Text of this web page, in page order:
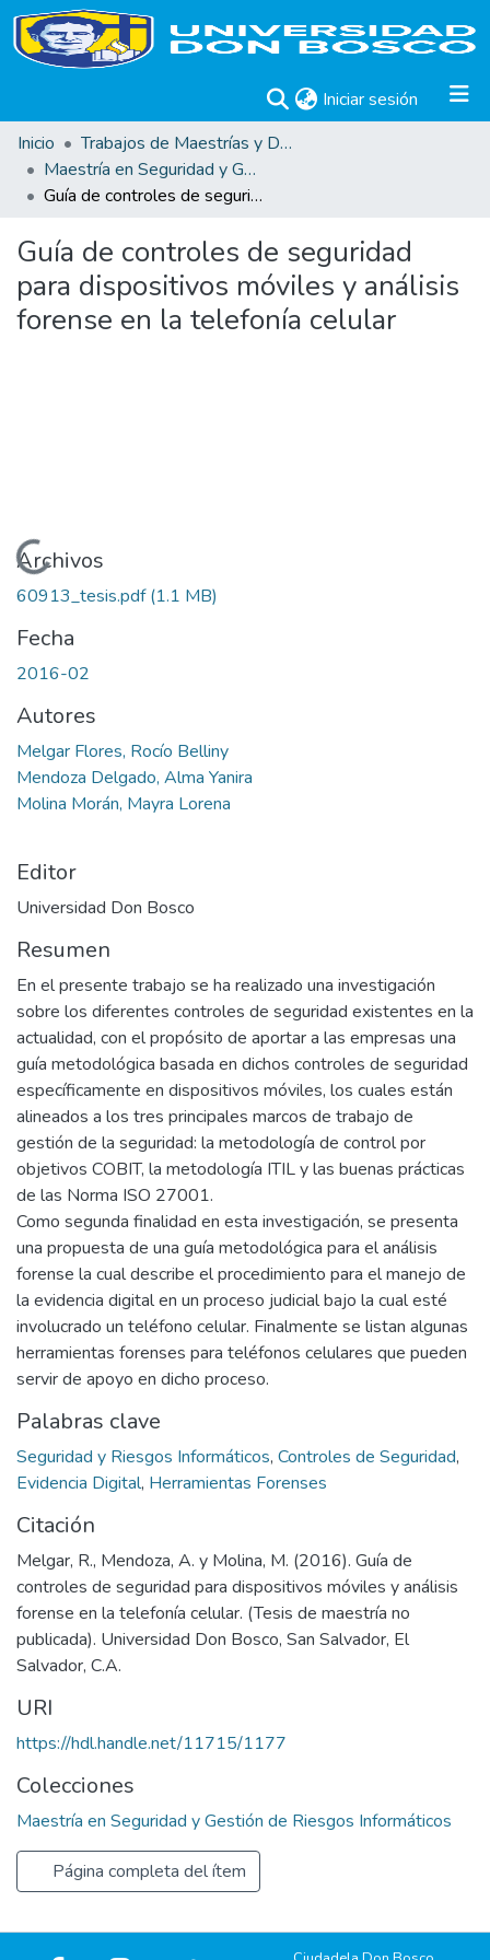
Iniciar sesión (current)
Inicio
Trabajos de Maestrías y Doctorados
Maestría en Seguridad y Gestión de Riesgos Informáticos
Guía de controles de seguridad para dispositivos móviles y análisis forense en la telefonía celular
Guía de controles de seguridad
para dispositivos móviles y análisis
forense en la telefonía celular
Cargando...
Archivos
60913_tesis.pdf(1.1 MB)
Fecha
2016-02
Autores
Melgar Flores, Rocío Belliny
Mendoza Delgado, Alma Yanira
Molina Morán, Mayra Lorena
Editor
Universidad Don Bosco
Resumen
En el presente trabajo se ha realizado una investigación
sobre los diferentes controles de seguridad existentes en la
actualidad, con el propósito de aportar a las empresas una
guía metodológica basada en dichos controles de seguridad
específicamente en dispositivos móviles, los cuales están
alineados a los tres principales marcos de trabajo de
gestión de la seguridad: la metodología de control por
objetivos COBIT, la metodología ITIL y las buenas prácticas
de las Norma ISO 27001.
Como segunda finalidad en esta investigación, se presenta
una propuesta de una guía metodológica para el análisis
forense la cual describe el procedimiento para el manejo de
la evidencia digital en un proceso judicial bajo la cual esté
involucrado un teléfono celular. Finalmente se listan algunas
herramientas forenses para teléfonos celulares que pueden
servir de apoyo en dicho proceso.
Palabras clave
Seguridad y Riesgos Informáticos, Controles de Seguridad,
Evidencia Digital, Herramientas Forenses
Citación
Melgar, R., Mendoza, A. y Molina, M. (2016). Guía de
controles de seguridad para dispositivos móviles y análisis
forense en la telefonía celular. (Tesis de maestría no
publicada). Universidad Don Bosco, San Salvador, El
Salvador, C.A.
URI
https://hdl.handle.net/11715/1177
Colecciones
Maestría en Seguridad y Gestión de Riesgos Informáticos
Página completa del ítem